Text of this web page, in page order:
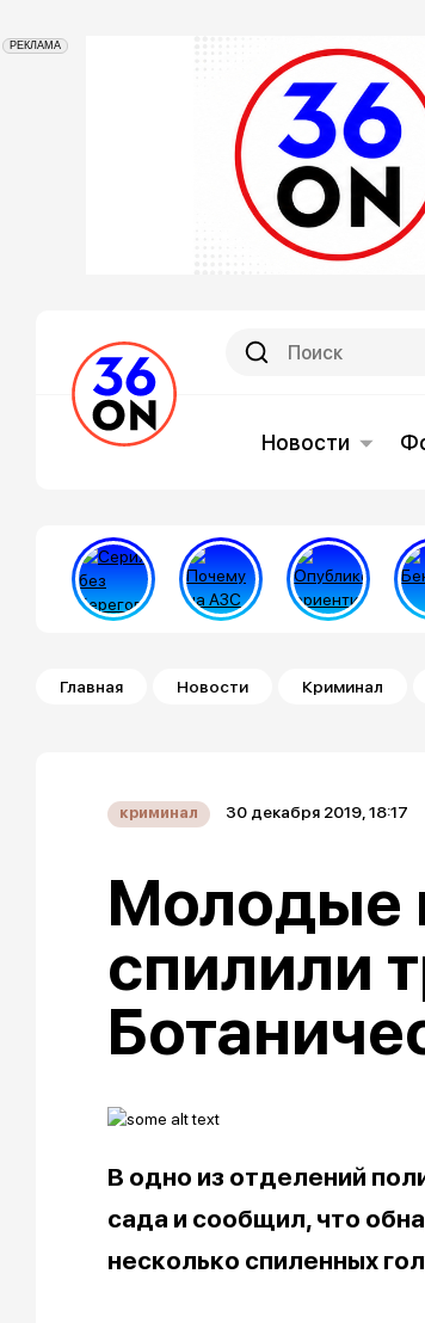
РЕКЛАМА
Новости
Строка навигации
Главная Новости Криминал
криминал 30 декабря 2019, 18:17
Молодые
спилили
В одно из отделений
сада и сообщил, что
несколько спиленных